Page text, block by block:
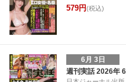
579円(税込)
6月 3日
週刊実話 2026年